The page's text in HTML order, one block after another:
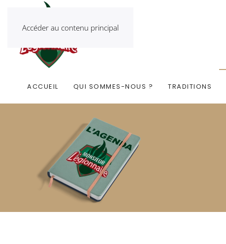
Accéder au contenu principal
ACCUEIL QUI SOMMES-NOUS ? TRADITIONS